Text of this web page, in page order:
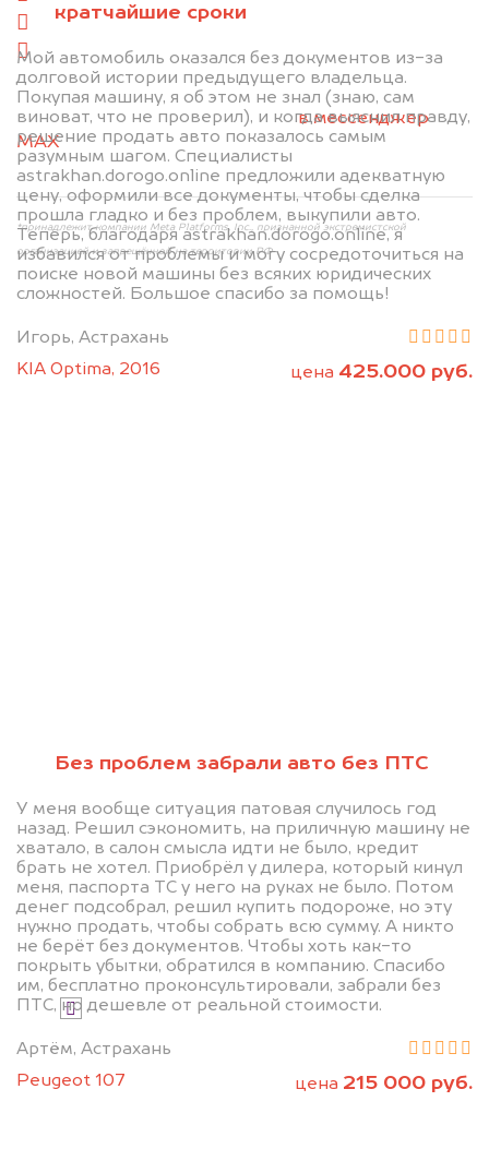
кратчайшие сроки
Мой автомобиль оказался без документов из-за
долговой истории предыдущего владельца.
Покупая машину, я об этом не знал (знаю, сам
виноват, что не проверил), и когда выяснил правду,
решение продать авто показалось самым
разумным шагом. Специалисты
astrakhan.dorogo.online предложили адекватную
цену, оформили все документы, чтобы сделка
прошла гладко и без проблем, выкупили авто.
Теперь, благодаря astrakhan.dorogo.online, я
избавился от проблемы и могу сосредоточиться на
поиске новой машины без всяких юридических
сложностей. Большое спасибо за помощь!
Игорь, Астрахань
KIA Optima, 2016
цена 425.000 руб.
Без проблем забрали авто без ПТС
У меня вообще ситуация патовая случилось год
назад. Решил сэкономить, на приличную машину не
хватало, в салон смысла идти не было, кредит
брать не хотел. Приобрёл у дилера, который кинул
меня, паспорта ТС у него на руках не было. Потом
денег подсобрал, решил купить подороже, но эту
нужно продать, чтобы собрать всю сумму. А никто
не берёт без документов. Чтобы хоть как-то
покрыть убытки, обратился в компанию. Спасибо
им, бесплатно проконсультировали, забрали без
ПТС, но дешевле от реальной стоимости.
Артём, Астрахань
Peugeot 107
цена 215 000 руб.
справа
салон
2. Отправьте фотографии на номер
+79584983298 по WhatsApp*,в мессенджер
MAXили на электронную почту
info@dorogo.online
*принадлежит компании Meta Platforms, Inc., признанной экстремистской
организацией и запрещённой на территории РФ
Узнать стоимость
Я даю согласие на обработку своих
политикой конфиденциальности